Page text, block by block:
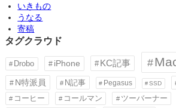
いきもの
うなる
寄稿
タグクラウド
Drobo iPhone KC記事
N特派員 N記事 Pegasus SSD
コーヒー コールマン ツーバーナー